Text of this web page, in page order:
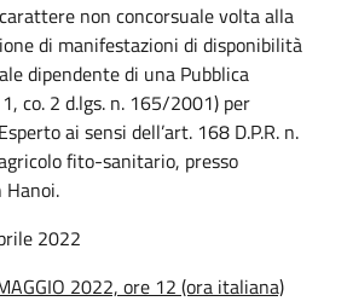
non concorsuale volta alla
di manifestazioni di disponibilità
dipendente di una Pubblica
co. 2 d.lgs. n. 165/2001) per
ai sensi dell’art. 168 D.P.R. n.
fito-sanitario, presso
Hanoi.
2022
2022, ore 12 (ora italiana)